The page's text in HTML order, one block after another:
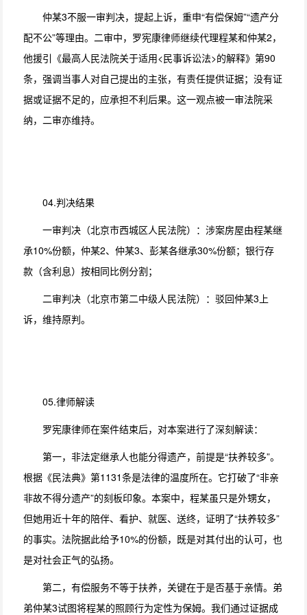
仲某3不服一审判决，提起上诉，重申“有偿保姆”“遗产分
配不公”等理由。二审中，罗宪康律师继续代理程某和仲某2，
他援引《最高人民法院关于适用<民事诉讼法>的解释》第90
条，强调当事人对自己提出的主张，有责任提供证据；没有证
据或证据不足的，应承担不利后果。这一观点被一审法院采
纳，二审亦维持。
04.判决结果
一审判决（北京市西城区人民法院）：涉案房屋由程某继
承10%份额，仲某2、仲某3、彭某各继承30%份额；银行存
款（含利息）按相同比例分割；
二审判决（北京市第二中级人民法院）：驳回仲某3上
诉，维持原判。
05.律师解读
罗宪康律师在案件结束后，对本案进行了深刻解读：
第一，非法定继承人也能分得遗产，前提是“扶养较多”。
根据《民法典》第1131条是法律的温度所在。它打破了“非亲
非故不得分遗产”的刻板印象。本案中，程某虽只是外甥女，
但她用近十年的陪伴、看护、就医、送终，证明了“扶养较多”
的事实。法院据此给予10%的份额，既是对其付出的认可，也
是对社会正气的弘扬。
第二，有偿服务不等于扶养，关键在于是否基于亲情。弟
弟仲某3试图将程某的照顾行为定性为保姆。我们通过证据成